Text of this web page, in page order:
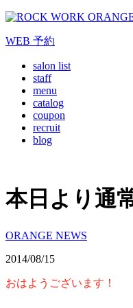
WEB 予約
salon list
staff
menu
catalog
coupon
recruit
blog
本日より通
ORANGE NEWS
2014/08/15
おはようございます！